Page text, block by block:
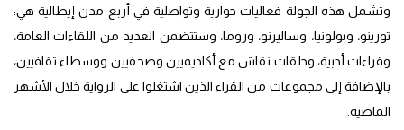
وتشمل هذه الجولة فعاليات حوارية وتواصلية في أربع مدن إيطالية هي:
تورينو، وبولونيا، وساليرنو، وروما، وستتضمن العديد من اللقاءات العامة،
وقراءات أدبية، وحلقات نقاش مع أكاديميين وصحفيين ووسطاء ثقافيين،
بالإضافة إلى مجموعات من القراء الذين اشتغلوا على الرواية خلال الأشهر
الماضية.